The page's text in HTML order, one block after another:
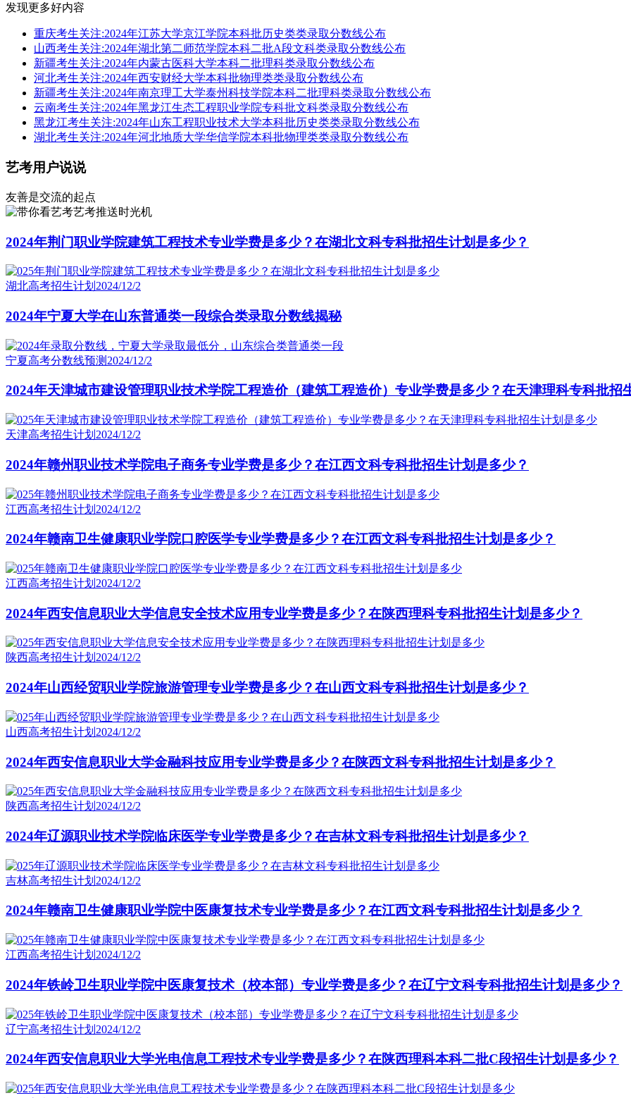
发现更多好内容
重庆考生关注:2024年江苏大学京江学院本科批历史类类录取分数线公布
山西考生关注:2024年湖北第二师范学院本科二批A段文科类录取分数线公布
新疆考生关注:2024年内蒙古医科大学本科二批理科类录取分数线公布
河北考生关注:2024年西安财经大学本科批物理类类录取分数线公布
新疆考生关注:2024年南京理工大学泰州科技学院本科二批理科类录取分数线公布
云南考生关注:2024年黑龙江生态工程职业学院专科批文科类录取分数线公布
黑龙江考生关注:2024年山东工程职业技术大学本科批历史类类录取分数线公布
湖北考生关注:2024年河北地质大学华信学院本科批物理类类录取分数线公布
艺考用户说说
友善是交流的起点
艺考推送时光机
2024年荆门职业学院建筑工程技术专业学费是多少？在湖北文科专科批招生计划是多少？
湖北高考招生计划 2024/12/2
2024年宁夏大学在山东普通类一段综合类录取分数线揭秘
宁夏高考分数线预测 2024/12/2
2024年天津城市建设管理职业技术学院工程造价（建筑工程造价）专业学费是多少？在天津理科专科批招
天津高考招生计划 2024/12/2
2024年赣州职业技术学院电子商务专业学费是多少？在江西文科专科批招生计划是多少？
江西高考招生计划 2024/12/2
2024年赣南卫生健康职业学院口腔医学专业学费是多少？在江西文科专科批招生计划是多少？
江西高考招生计划 2024/12/2
2024年西安信息职业大学信息安全技术应用专业学费是多少？在陕西理科专科批招生计划是多少？
陕西高考招生计划 2024/12/2
2024年山西经贸职业学院旅游管理专业学费是多少？在山西文科专科批招生计划是多少？
山西高考招生计划 2024/12/2
2024年西安信息职业大学金融科技应用专业学费是多少？在陕西文科专科批招生计划是多少？
陕西高考招生计划 2024/12/2
2024年辽源职业技术学院临床医学专业学费是多少？在吉林文科专科批招生计划是多少？
吉林高考招生计划 2024/12/2
2024年赣南卫生健康职业学院中医康复技术专业学费是多少？在江西文科专科批招生计划是多少？
江西高考招生计划 2024/12/2
2024年铁岭卫生职业学院中医康复技术（校本部）专业学费是多少？在辽宁文科专科批招生计划是多少？
辽宁高考招生计划 2024/12/2
2024年西安信息职业大学光电信息工程技术专业学费是多少？在陕西理科本科二批C段招生计划是多少？